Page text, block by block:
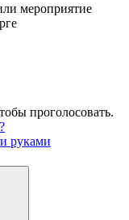
проголосовать.
руками